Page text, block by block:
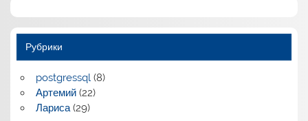
Рубрики
postgressql(8)
Артемий(22)
Лариса(29)